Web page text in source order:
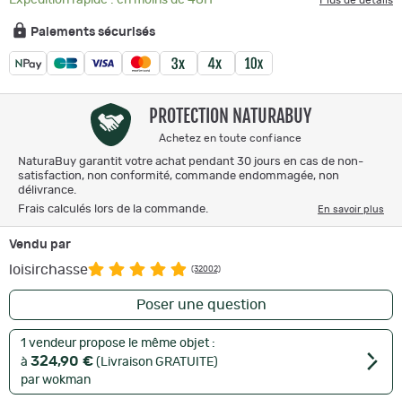
Paiements sécurisés
PROTECTION NATURABUY
Achetez en toute confiance
NaturaBuy garantit votre achat pendant 30 jours en cas de non-
satisfaction, non conformité, commande endommagée, non
délivrance.
Frais calculés lors de la commande.
En savoir plus
Vendu par
loisirchasse (32002)
Poser une question
1 vendeur propose le même objet :
à 324,90 € (Livraison GRATUITE)
par wokman